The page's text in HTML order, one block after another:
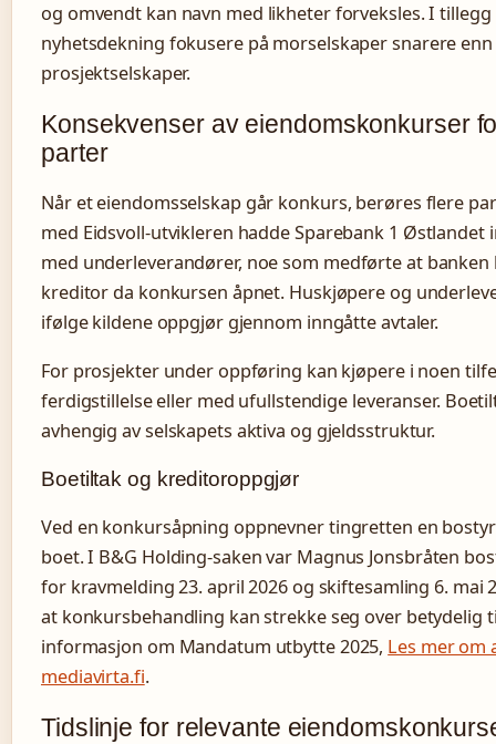
og omvendt kan navn med likheter forveksles. I tillegg
nyhetsdekning fokusere på morselskaper snarere
prosjektselskaper.
Konsekvenser av eiendomskonkurser
parter
Når et eiendomsselskap går konkurs, berøres flere
med Eidsvoll-utvikleren hadde Sparebank 1 Østlandet
med underleverandører, noe som medførte at banken
kreditor da konkursen åpnet. Huskjøpere og
ifølge kildene oppgjør gjennom inngåtte avtaler.
For prosjekter under oppføring kan kjøpere i noen
ferdigstillelse eller med ufullstendige leveranser.
avhengig av selskapets aktiva og gjeldsstruktur.
Boetiltak og kreditoroppgjør
Ved en konkursåpning oppnevner tingretten en
boet. I B&G Holding-saken var Magnus Jonsbråten
for kravmelding 23. april 2026 og skiftesamling 6. mai
at konkursbehandling kan strekke seg over betydelig
informasjon om Mandatum utbytte 2025, Les mer om
mediavirta.fi.
Tidslinje for relevante